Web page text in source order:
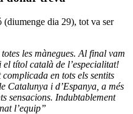
(diumenge dia 29), tot va ser
les mànegues. Al final vam
títol català de l’especialitat!
en tots els sentits
Catalunya i d’Espanya, a més
sensacions. Indubtablement
l’equip”